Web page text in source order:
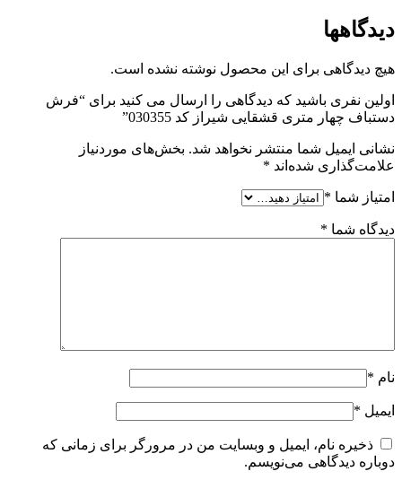
دیدگاهها
هیچ دیدگاهی برای این محصول نوشته نشده است.
اولین نفری باشید که دیدگاهی را ارسال می کنید برای “فرش
دستباف چهار متری قشقایی شیراز کد 030355”
نشانی ایمیل شما منتشر نخواهد شد. بخش‌های موردنیاز
علامت‌گذاری شده‌اند *
امتیاز شما *
دیدگاه شما *
نام *
ایمیل *
ذخیره نام، ایمیل و وبسایت من در مرورگر برای زمانی که
دوباره دیدگاهی می‌نویسم.